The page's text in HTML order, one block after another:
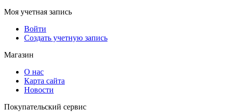
Моя учетная запись
Войти
Создать учетную запись
Магазин
О нас
Карта сайта
Новости
Покупательский сервис